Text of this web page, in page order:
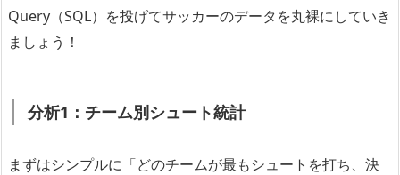
Query（SQL）を投げてサッカーのデータを丸裸にしていき
ましょう！
分析1：チーム別シュート統計
まずはシンプルに「どのチームが最もシュートを打ち、決